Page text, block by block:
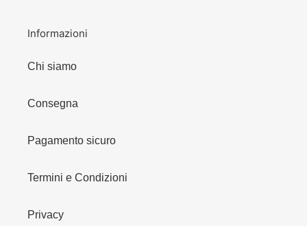
Informazioni
Chi siamo
Consegna
Pagamento sicuro
Termini e Condizioni
Privacy